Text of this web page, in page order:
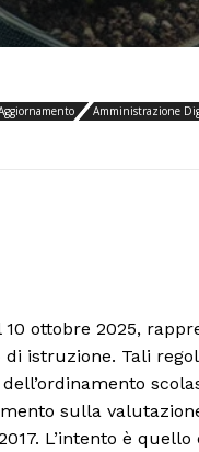
Amministrazione
10 ottobre 2025,
istruzione. Tali
sulla
L’intento è